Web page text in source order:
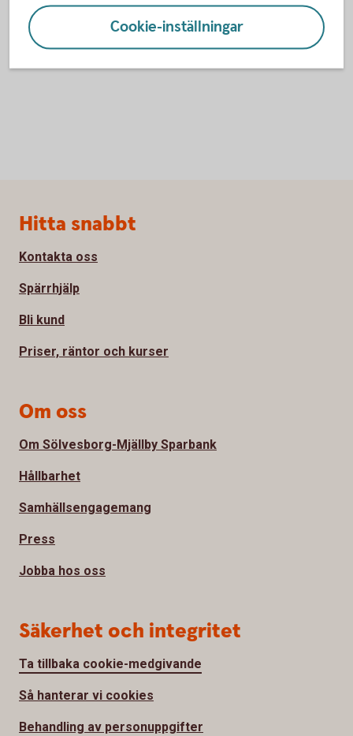
Inställningar för cookies
Cookie-inställningar
Sidfot
Hitta snabbt
Kontakta oss
Spärrhjälp
Bli kund
Priser, räntor och kurser
Om oss
Om Sölvesborg-Mjällby Sparbank
Hållbarhet
Samhällsengagemang
Press
Jobba hos oss
Säkerhet och integritet
Ta tillbaka cookie-medgivande
Så hanterar vi cookies
Behandling av personuppgifter